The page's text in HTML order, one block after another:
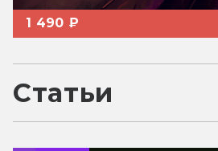
1 490 ₽
Статьи